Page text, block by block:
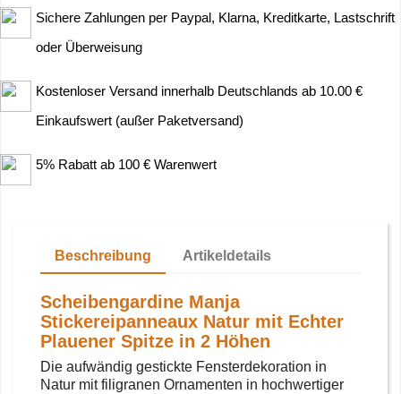
Sichere Zahlungen per Paypal, Klarna, Kreditkarte, Lastschrift
oder Überweisung
Kostenloser Versand innerhalb Deutschlands ab 10.00 €
Einkaufswert (außer Paketversand)
5% Rabatt ab 100 € Warenwert
Beschreibung Artikeldetails
Scheibengardine Manja
Stickereipanneaux Natur mit Echter
Plauener Spitze in 2 Höhen
Die aufwändig gestickte Fensterdekoration in
Natur mit filigranen Ornamenten in hochwertiger